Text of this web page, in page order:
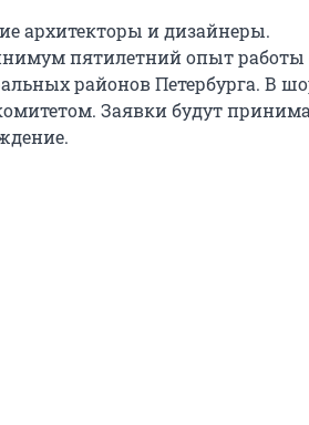
архитекторы и дизайнеры.
пятилетний опыт работы
районов Петербурга. В
Заявки будут